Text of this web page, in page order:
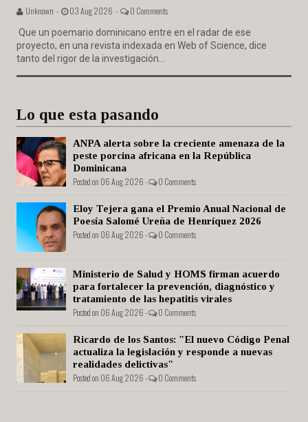
Unknown - 03 Aug 2026 - 0 Comments
Que un poemario dominicano entre en el radar de ese
proyecto, en una revista indexada en Web of Science, dice
tanto del rigor de la investigación...
Lo que esta pasando
ANPA alerta sobre la creciente amenaza de la
peste porcina africana en la República
Dominicana
Posted on 06 Aug 2026 - 0 Comments
Eloy Tejera gana el Premio Anual Nacional de
Poesía Salomé Ureña de Henríquez 2026
Posted on 06 Aug 2026 - 0 Comments
Ministerio de Salud y HOMS firman acuerdo
para fortalecer la prevención, diagnóstico y
tratamiento de las hepatitis virales
Posted on 06 Aug 2026 - 0 Comments
Ricardo de los Santos: "El nuevo Código Penal
actualiza la legislación y responde a nuevas
realidades delictivas"
Posted on 06 Aug 2026 - 0 Comments